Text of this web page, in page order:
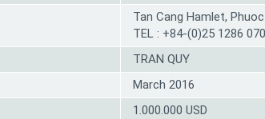
Tan Cang Hamlet,
TEL : +84-(0)25 1286
TRAN QUY
March 2016
1.000.000 USD